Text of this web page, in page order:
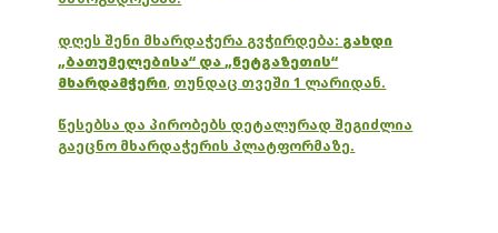
დღეს შენი მხარდაჭერა გვჭირდება: გახდი
„ბათუმელებისა“ და „ნეტგაზეთის“
მხარდამჭერი, თუნდაც თვეში 1 ლარიდან.
წესებსა და პირობებს დეტალურად შეგიძლია
გაეცნო მხარდაჭერის პლატფორმაზე.